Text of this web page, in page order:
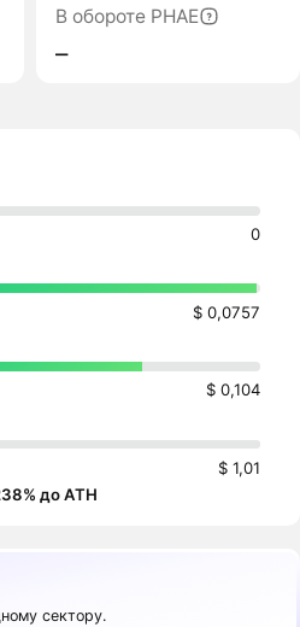
В обороте PHAE
‒
0
$ 0,0757
$ 0,104
$ 1,01
до ATH
сектору.